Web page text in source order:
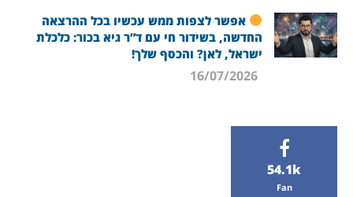
אפשר לצפות ממש עכשיו בכל ההרצאה
החדשה, בשידור חי עם ד”ר גיא בכור: כלכלת
ישראל, לאן? והכסף שלך!
54.1k
Fan